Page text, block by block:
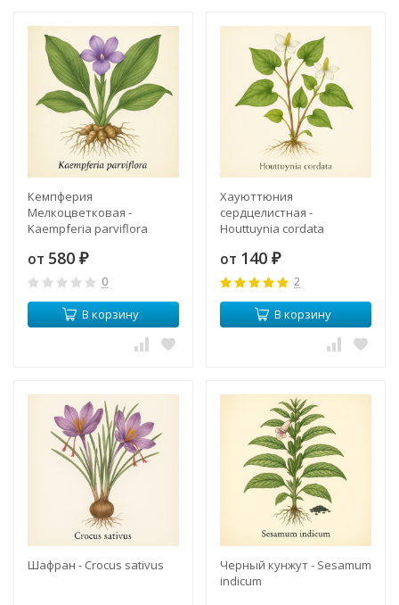
Кемпферия
Мелкоцветковая -
Kaempferia parviflora
от 580 ₽
0
В корзину
Хауюттюния
сердцелистная -
Houttuynia cordata
от 140 ₽
2
В корзину
Шафран - Crocus sativus
Черный кунжут - Sesamum
indicum